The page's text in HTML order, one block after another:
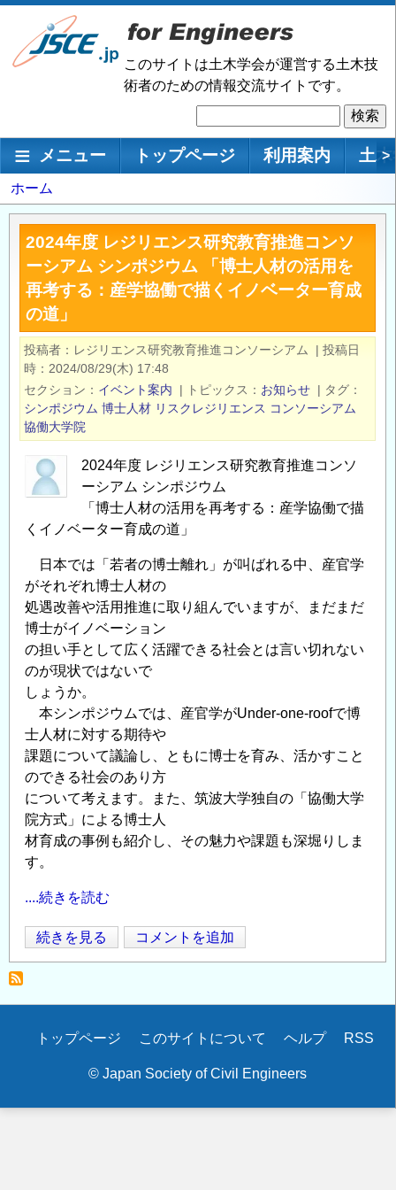
メ
ン
移
このサイトは土木学会が運営する土木技
術者のための情報交流サイトです。
索
メインナビゲーション
メニュー トップページ 利用案内 土 >
パ
ン
く
ず
ホーム
2024年度 レジリエンス研究教育推進コンソ
ーシアム シンポジウム 「博士人材の活用を
再考する：産学協働で描くイノベーター育成
の道」
投稿者 レジリエンス研究教育推進コンソーシアム | 投稿日
時
2024/08/29(木) 17:48
セクション
イベント案内 | トピックス お知らせ | タグ
シンポジウム 博士人材 リスクレジリエンス コンソーシアム
協働大学院
2024年度 レジリエンス研究教育推進コンソ
ーシアム シンポジウム
「博士人材の活用を再考する：産学協働で描
くイノベーター育成の道」
日本では「若者の博士離れ」が叫ばれる中、産官学
がそれぞれ博士人材の
処遇改善や活用推進に取り組んでいますが、まだまだ
博士がイノベーション
の担い手として広く活躍できる社会とは言い切れない
のが現状ではないで
しょうか。
本シンポジウムでは、産官学がUnder-one-roofで博
士人材に対する期待や
課題について議論し、ともに博士を育み、活かすこと
のできる社会のあり方
について考えます。また、筑波大学独自の「協働大学
院方式」による博士人
材育成の事例も紹介し、その魅力や課題も深堀りしま
す。
....続きを読む
2024
年
レ
リ
続きを見る コメントを追加
Secondary
トップページ このサイトについて ヘルプ RSS
© Japan Society of Civil Engineers